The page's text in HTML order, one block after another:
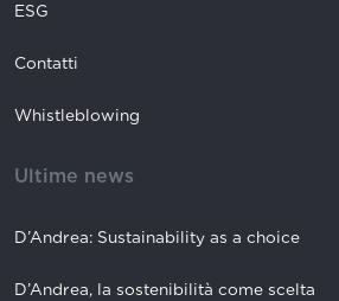
ESG
Contatti
Whistleblowing
Ultime news
D’Andrea: Sustainability as a choice
D’Andrea, la sostenibilità come scelta